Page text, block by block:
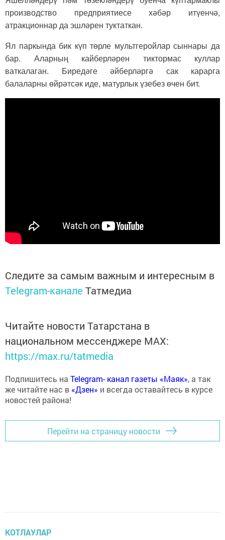
производство предприятиесе хәбәр итүенчә,
атракционнар да эшләрен туктаткан.
Ял паркында бик күп төрле мультгеройлар сыннары да
бар. Аларның кайберләрен тиктормас куллар
ваткалаган. Биредәге әйберләргә сак карарга
балаларны өйрәтсәк иде, матурлык үзебез өчен бит.
Следите за самым важным и интересным в
Telegram-канале Татмедиа
Читайте новости Татарстана в
национальном мессенджере MАХ:
https://max.ru/tatmedia
Подпишитесь на Telegram- канал газеты «Маяк», а так
же читайте нас в «Дзен» и всегда оставайтесь в курсе
новостей района!
Перейти на страницу новости
КОТЛАУЛАР